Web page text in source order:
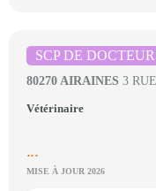
SCP DE
80270 AIRAINES 3
Vétérinaire
...
MISE À JOUR 2026